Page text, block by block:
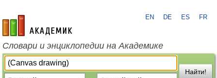
academic.ru
EN DE ES FR
Словари и энциклопедии на Академике
Найти!